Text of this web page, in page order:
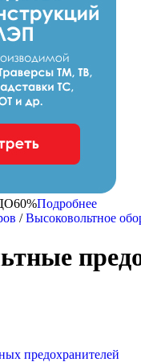
60%Подробнее
/Высоковольтное
предохранителей